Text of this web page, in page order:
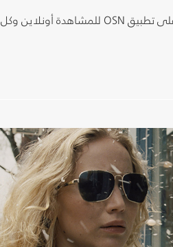
الحلقات الجديدة تعرض كل يوم جمعة على تطبيق OSN للمشاهدة أونلاين وكل